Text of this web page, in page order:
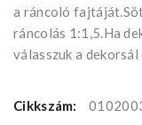
a ráncoló
ráncolás 1:1,5.Ha
válasszuk a
Cikkszám: